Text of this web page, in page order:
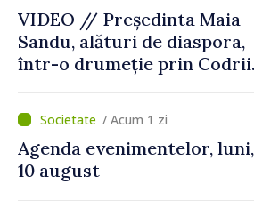
VIDEO // Președinta Maia
Sandu, alături de diaspora,
într-o drumeție prin Codrii
descoperi”
/ Acum 1 zi
Agenda evenimentelor, luni,
10 august